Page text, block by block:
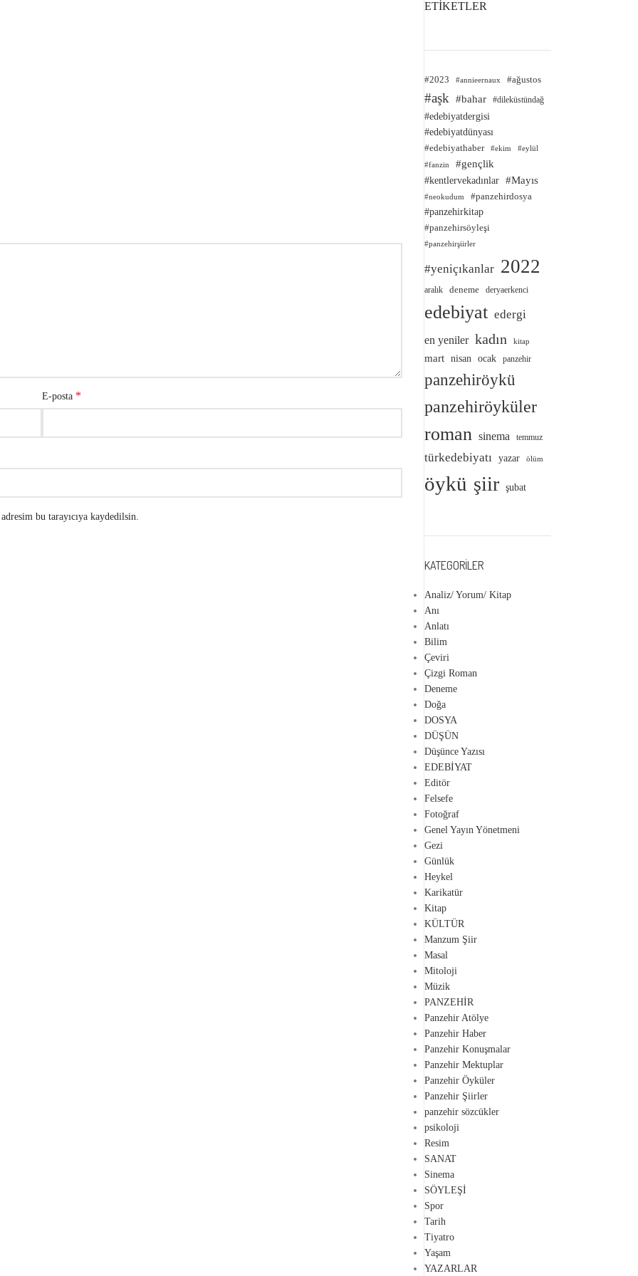
E-posta *
bu tarayıcıya kaydedilsin.
ETİKETLER
#2023 #annieernaux #ağustos
#aşk #bahar #dileküstündağ
#edebiyatdergisi
#edebiyatdünyası
#edebiyathaber #ekim #eylül
#fanzin
#gençlik
#kentlervekadınlar #Mayıs
#neokudum
#panzehirdosya
#panzehirkitap
#panzehirsöyleşi
#panzehirşiirler
#yeniçıkanlar 2022
aralık deneme deryaerkenci
edebiyat edergi
en yeniler kadın kitap
mart nisan ocak panzehir
panzehiröykü
panzehiröyküler
roman sinema temmuz
türkedebiyatı yazar ölüm
öykü şiir şubat
KATEGORILER
Analiz/ Yorum/ Kitap
Anı
Anlatı
Bilim
Çeviri
Çizgi Roman
Deneme
Doğa
DOSYA
DÜŞÜN
Düşünce Yazısı
EDEBİYAT
Editör
Felsefe
Fotoğraf
Genel Yayın Yönetmeni
Gezi
Günlük
Heykel
Karikatür
Kitap
KÜLTÜR
Manzum Şiir
Masal
Mitoloji
Müzik
PANZEHİR
Panzehir Atölye
Panzehir Haber
Panzehir Konuşmalar
Panzehir Mektuplar
Panzehir Öyküler
Panzehir Şiirler
panzehir sözcükler
psikoloji
Resim
SANAT
Sinema
SÖYLEŞİ
Spor
Tarih
Tiyatro
Yaşam
YAZARLAR